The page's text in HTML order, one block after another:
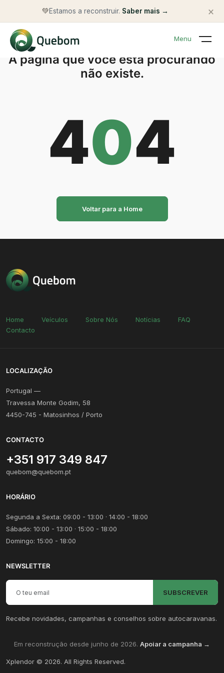
💚Estamos a reconstruir. Saber mais → ×
Menu
A página que você está procurando
não existe.
404
Voltar para a Home
Home Veículos Sobre Nós Notícias
FAQ
Contacto
LOCALIZAÇÃO
Portugal —
Travessa Monte Godim, 58
4450-745 - Matosinhos / Porto
CONTACTO
+351 917 349 847
quebom@quebom.pt
HORÁRIO
Segunda a Sexta: 09:00 - 13:00 · 14:00 - 18:00
Sábado: 10:00 - 13:00 · 15:00 - 18:00
Domingo: 15:00 - 18:00
NEWSLETTER
Email para newsletter
SUBSCREVER
Recebe novidades, campanhas e conselhos sobre autocaravanas.
Em reconstrução desde junho de 2026. Apoiar a campanha →
Xplendor © 2026. All Rights Reserved.